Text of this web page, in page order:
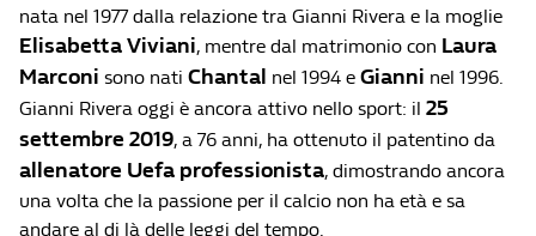
nata nel 1977 dalla relazione tra Gianni Rivera e la moglie
Elisabetta Viviani, mentre dal matrimonio con Laura
Marconi sono nati Chantal nel 1994 e Gianni nel 1996.
Gianni Rivera oggi è ancora attivo nello sport: il 25
settembre 2019, a 76 anni, ha ottenuto il patentino da
allenatore Uefa professionista, dimostrando ancora
una volta che la passione per il calcio non ha età e sa
andare al di là delle leggi del tempo.